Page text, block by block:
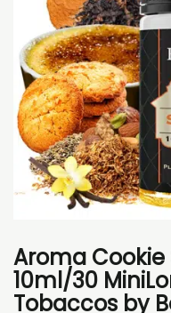
Aroma Cookie
10ml/30
Tobaccos by